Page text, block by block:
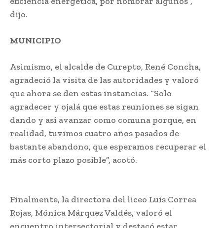
dijo.
MUNICIPIO
Asimismo, el alcalde de Curepto, René Concha,
agradeció la visita de las autoridades y valoró
que ahora se den estas instancias. “Solo
agradecer y ojalá que estas reuniones se sigan
dando y así avanzar como comuna porque, en
realidad, tuvimos cuatro años pasados de
bastante abandono, que esperamos recuperar el
más corto plazo posible”, acotó.
Finalmente, la directora del liceo Luis Correa
Rojas, Mónica Márquez Valdés, valoró el